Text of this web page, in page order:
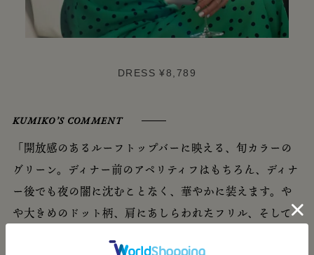
DRESS ¥8,789
KUMIKO’S COMMENT
「開放感のあるルーフトップバーに映える、旬カラーの
グリーン。ディナー前のアペリティフはもちろん、ディナ
ー後でも夜の闇に沈むことなく、華やかに装えます。や
や大きめのドット柄、肩にあしらわれたフリル、そして